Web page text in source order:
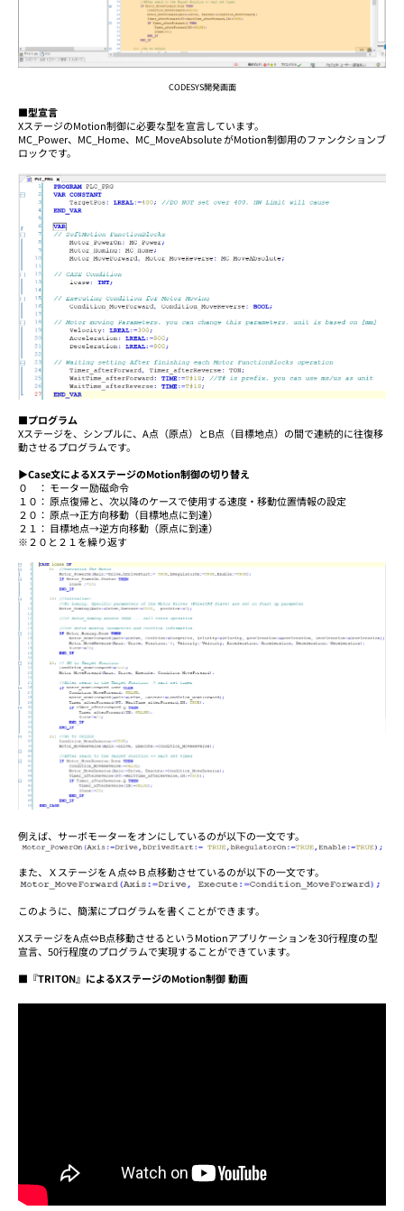
CODESYS開発画面
■型宣言
XステージのMotion制御に必要な型を宣言しています。
MC_Power、MC_Home、MC_MoveAbsolute がMotion制御用のファンクションブ
ロックです。
■プログラム
Xステージを、シンプルに、A点（原点）とB点（目標地点）の間で連続的に往復移
動させるプログラムです。
▶Case文によるXステージのMotion制御の切り替え
０ ： モーター励磁命令
１０： 原点復帰と、次以降のケースで使用する速度・移動位置情報の設定
２０： 原点→正方向移動（目標地点に到達）
２１： 目標地点→逆方向移動（原点に到達）
※２０と２１を繰り返す
例えば、サーボモーターをオンにしているのが以下の一文です。
また、ＸステージをＡ点⇔Ｂ点移動させているのが以下の一文です。
このように、簡潔にプログラムを書くことができます。
XステージをA点⇔B点移動させるというMotionアプリケーションを30行程度の型
宣言、50行程度のプログラムで実現することができています。
■『TRITON』によるXステージのMotion制御 動画